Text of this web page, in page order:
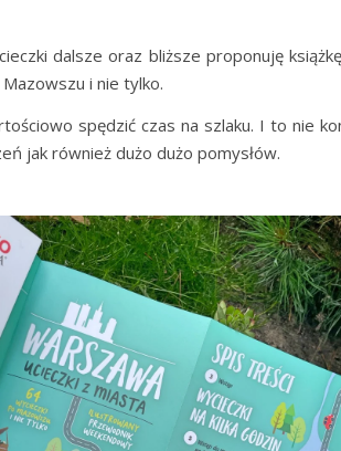
dalsze oraz bliższe proponuję
i nie tylko.
spędzić czas na szlaku. I to nie
jak również dużo dużo pomysłów.